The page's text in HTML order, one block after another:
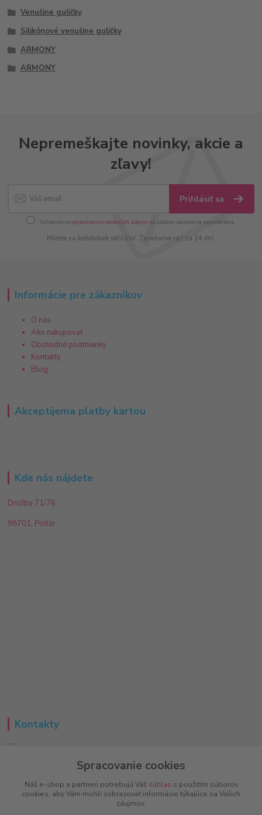
Venušine guličky
Silikónové venušine guličky
ARMONY
ARMONY
Nepremeškajte novinky, akcie a
zľavy!
Prihlásiť sa
Súhlasím sospracovaním osobných údajov za účelom zasielania newslettera.
Môžete sa kedykoľvek odhlásiť. Zasielame raz za 14 dní.
Informácie pre zákazníkov
O nás
Ako nakupovať
Obchodné podmienky
Kontakty
Blog
Akceptijema platby kartou
Kde nás nájdete
Družby 71/76
98701, Poltár
Kontakty
+421 951 733 848
(Po-Pia, 8-16 hod.)
Spracovanie cookies
Náš e-shop a partneri potrebujú Váš súhlas s použitím súborov
cookies, aby Vám mohli zobrazovať informácie týkajúce sa Vašich
záujmov.